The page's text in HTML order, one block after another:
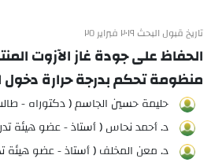
تاريخ قبول البحث ٢٠١٩ فبراير ٢٥
الحفاظ على جودة غاز الآزوت
منظومة تحكم بدرجة حرارة دخول
حليمة حسين الجاسم ( دكتوراه -
د. أحمد نحاس ( أستاذ - عضو هيئة
د. معن المخلف ( أستاذ - عضو هيئة